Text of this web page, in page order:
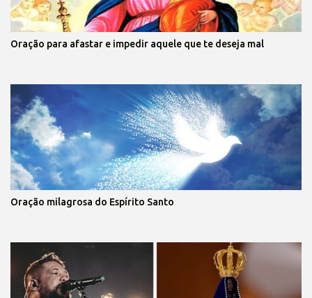
Oração para afastar e impedir aquele que te deseja mal
Oração milagrosa do Espírito Santo